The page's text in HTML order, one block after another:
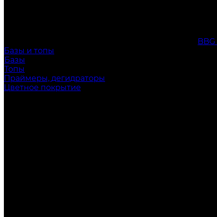
Базы и топы
Базы
Топы
Праймеры, дегидраторы
Цветное покрытие